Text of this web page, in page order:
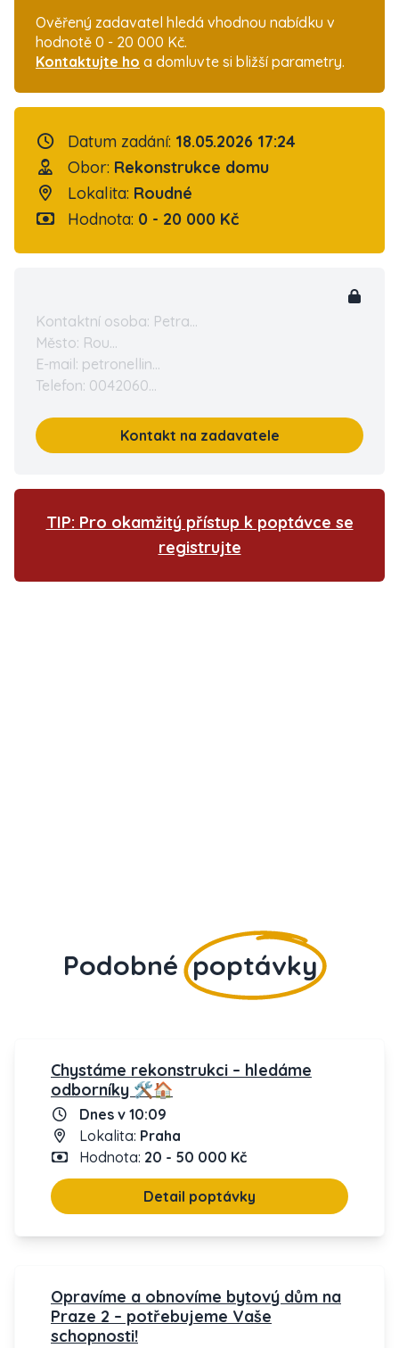
Ověřený zadavatel hledá vhodnou nabídku v
hodnotě 0 - 20 000 Kč.
Kontaktujte ho a domluvte si bližší parametry.
Datum zadání: 18.05.2026 17:24
Obor: Rekonstrukce domu
Lokalita: Roudné
Hodnota: 0 - 20 000 Kč
Kontaktní osoba: Petra...
Město: Rou...
E-mail: petronellin...
Telefon: 0042060...
Kontakt na zadavatele
TIP: Pro okamžitý přístup k poptávce se
registrujte
Podobné poptávky
Chystáme rekonstrukci – hledáme
odborníky 🛠️🏠
Dnes v 10:09
Lokalita: Praha
Hodnota: 20 - 50 000 Kč
Detail poptávky
Opravíme a obnovíme bytový dům na
Praze 2 – potřebujeme Vaše
schopnosti!